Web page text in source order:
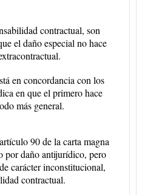
contractual, son
el daño especial no hace
en concordancia con los
en que el primero hace
más general.
90 de la carta magna
por daño antijurídico, pero
carácter inconstitucional,
contractual.